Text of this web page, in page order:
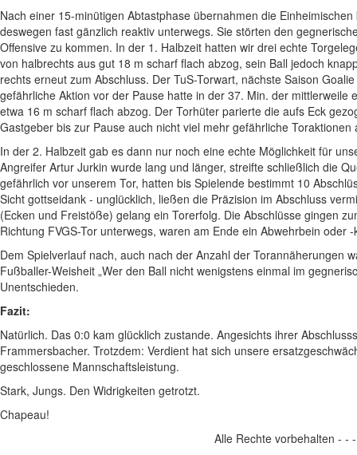
Nach einer 15-minütigen Abtastphase übernahmen die
deswegen fast gänzlich reaktiv unterwegs. Sie störten den
Offensive zu kommen. In der 1. Halbzeit hatten wir drei echte
von halbrechts aus gut 18 m scharf flach abzog, sein Ball jedoch
rechts erneut zum Abschluss. Der TuS-Torwart, nächste Saison
gefährliche Aktion vor der Pause hatte in der 37. Min. der
etwa 16 m scharf flach abzog. Der Torhüter parierte die aufs Eck
Gastgeber bis zur Pause auch nicht viel mehr gefährliche Toraktionen
In der 2. Halbzeit gab es dann nur noch eine echte Möglichkeit für
Angreifer Artur Jurkin wurde lang und länger, streifte schließlich die
gefährlich vor unserem Tor, hatten bis Spielende bestimmt 10
Sicht gottseidank - unglücklich, ließen die Präzision im Abschluss
(Ecken und Freistöße) gelang ein Torerfolg. Die Abschlüsse gingen
Richtung FVGS-Tor unterwegs, waren am Ende ein Abwehrbein oder
Dem Spielverlauf nach, auch nach der Anzahl der Torannäherungen
Fußballer-Weisheit „Wer den Ball nicht wenigstens einmal im
Unentschieden.
Fazit:
Natürlich. Das 0:0 kam glücklich zustande. Angesichts ihrer
Frammersbacher. Trotzdem: Verdient hat sich unsere
geschlossene Mannschaftsleistung.
Stark, Jungs. Den Widrigkeiten getrotzt.
Chapeau!
Alle Rechte vorbehalten -